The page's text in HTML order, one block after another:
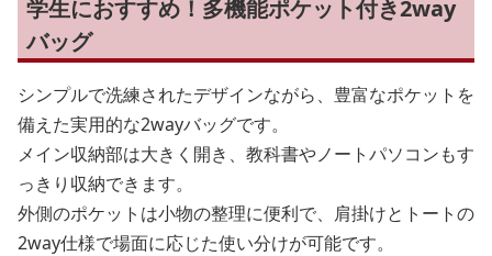
学生におすすめ！多機能ポケット付き2way
バッグ
シンプルで洗練されたデザインながら、豊富なポケットを
備えた実用的な2wayバッグです。
メイン収納部は大きく開き、教科書やノートパソコンもす
っきり収納できます。
外側のポケットは小物の整理に便利で、肩掛けとトートの
2way仕様で場面に応じた使い分けが可能です。